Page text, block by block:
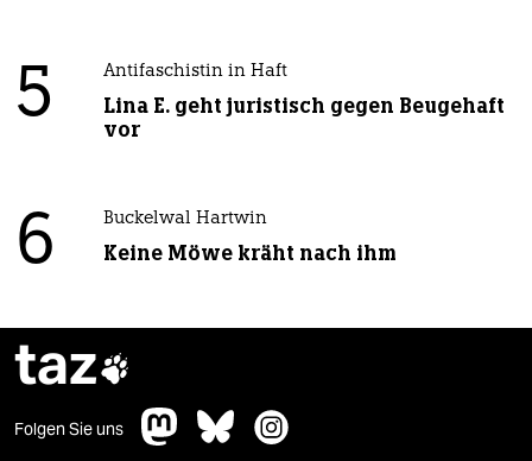
5 Antifaschistin in Haft
Lina E. geht juristisch gegen Beugehaft
vor
6 Buckelwal Hartwin
Keine Möwe kräht nach ihm
taz
Folgen Sie uns